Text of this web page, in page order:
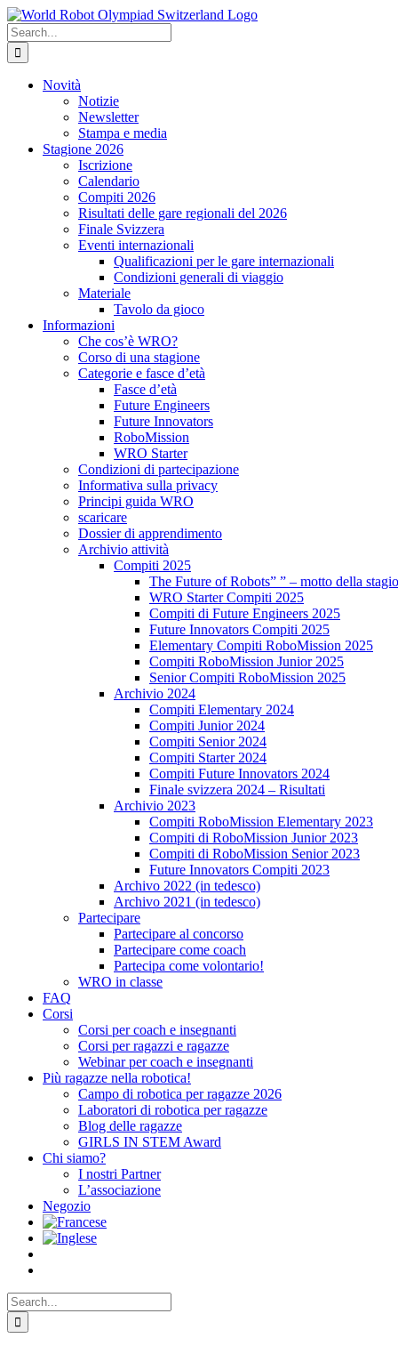
Skip
to
content
Search
for:
Novità
Notizie
Newsletter
Stampa e media
Stagione 2026
Iscrizione
Calendario
Compiti 2026
Risultati delle gare regionali del 2026
Finale Svizzera
Eventi internazionali
Qualificazioni per le gare internazionali
Condizioni generali di viaggio
Materiale
Tavolo da gioco
Informazioni
Che cos’è WRO?
Corso di una stagione
Categorie e fasce d’età
Fasce d’età
Future Engineers
Future Innovators
RoboMission
WRO Starter
Condizioni di partecipazione
Informativa sulla privacy
Principi guida WRO
scaricare
Dossier di apprendimento
Archivio attività
Compiti 2025
The Future of Robots” ” – motto della
WRO Starter Compiti 2025
Compiti di Future Engineers 2025
Future Innovators Compiti 2025
Elementary Compiti RoboMission 2025
Compiti RoboMission Junior 2025
Senior Compiti RoboMission 2025
Archivio 2024
Compiti Elementary 2024
Compiti Junior 2024
Compiti Senior 2024
Compiti Starter 2024
Compiti Future Innovators 2024
Finale svizzera 2024 – Risultati
Archivio 2023
Compiti RoboMission Elementary 2023
Compiti di RoboMission Junior 2023
Compiti di RoboMission Senior 2023
Future Innovators Compiti 2023
Archivo 2022 (in tedesco)
Archivo 2021 (in tedesco)
Partecipare
Partecipare al concorso
Partecipare come coach
Partecipa come volontario!
WRO in classe
FAQ
Corsi
Corsi per coach e insegnanti
Corsi per ragazzi e ragazze
Webinar per coach e insegnanti
Più ragazze nella robotica!
Campo di robotica per ragazze 2026
Laboratori di robotica per ragazze
Blog delle ragazze
GIRLS IN STEM Award
Chi siamo?
I nostri Partner
L’associazione
Negozio
Search
for: